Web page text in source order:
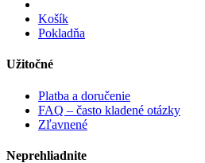
Košík
Pokladňa
Užitočné
Platba a doručenie
FAQ – často kladené otázky
Zľavnené
Neprehliadnite